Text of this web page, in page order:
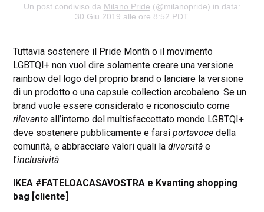
Un post condiviso da Milano Pride (@milanopride) in data:
30 Giu 2019 alle ore 8:52 PDT
Tuttavia sostenere il Pride Month o il movimento
LGBTQI+ non vuol dire solamente creare una versione
rainbow del logo del proprio brand o lanciare la versione
di un prodotto o una capsule collection arcobaleno. Se un
brand vuole essere considerato e riconosciuto come
rilevante all’interno del multisfaccettato mondo LGBTQI+
deve sostenere pubblicamente e farsiportavoce della
comunità, e abbracciare valori quali ladiversità e
l’inclusività.
IKEA #FATELOACASAVOSTRA e Kvanting shopping
bag [cliente]